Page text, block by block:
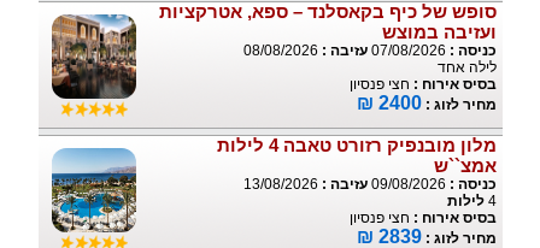
סופש של כיף בקאסלנד – ספא, אטרקציות
ועזיבה במוצש
כניסה : 07/08/2026 עזיבה : 08/08/2026
לילה אחד
בסיס אירוח : חצי פנסיון
מחיר לזוג : 2400 ₪
מלון מובנפיק רזורט טאבה 4 לילות
אמצ``ש
כניסה : 09/08/2026 עזיבה : 13/08/2026
4 לילות
בסיס אירוח : חצי פנסיון
מחיר לזוג : 2839 ₪